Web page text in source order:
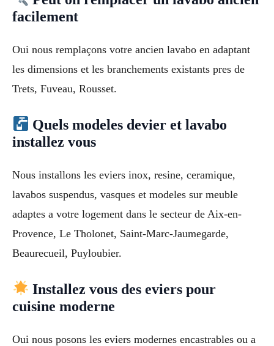
facilement
Oui nous remplaçons votre ancien lavabo en adaptant
les dimensions et les branchements existants pres de
Trets, Fuveau, Rousset.
Quels modeles devier et lavabo
installez vous
Nous installons les eviers inox, resine, ceramique,
lavabos suspendus, vasques et modeles sur meuble
adaptes a votre logement dans le secteur de Aix-en-
Provence, Le Tholonet, Saint-Marc-Jaumegarde,
Beaurecueil, Puyloubier.
Installez vous des eviers pour
cuisine moderne
Oui nous posons les eviers modernes encastrables ou a